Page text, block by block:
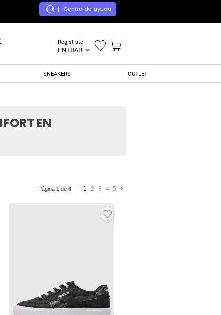
| Centro de ayuda
Registrate
ENTRAR
SNEAKERS OUTLET
EN
Página 1 de 6 1 2 3 4 5